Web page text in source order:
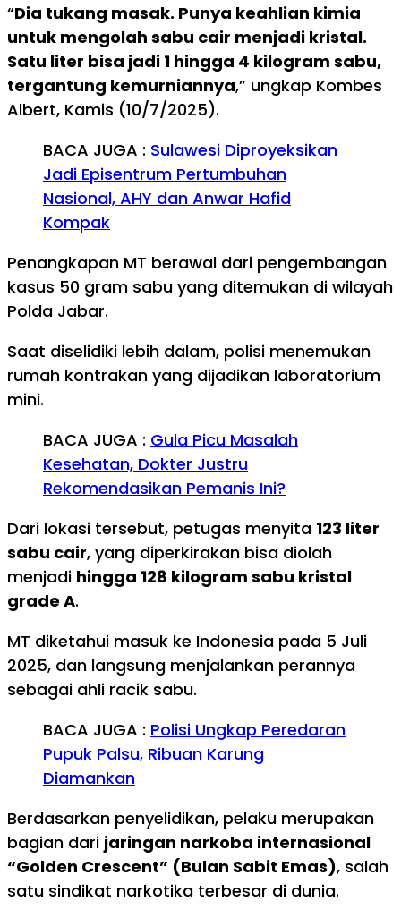
“Dia tukang masak. Punya keahlian kimia
untuk mengolah sabu cair menjadi kristal.
Satu liter bisa jadi 1 hingga 4 kilogram sabu,
tergantung kemurniannya,” ungkap Kombes
Albert, Kamis (10/7/2025).
BACA JUGA : Sulawesi Diproyeksikan
Jadi Episentrum Pertumbuhan
Nasional, AHY dan Anwar Hafid
Kompak
Penangkapan MT berawal dari pengembangan
kasus 50 gram sabu yang ditemukan di wilayah
Polda Jabar.
Saat diselidiki lebih dalam, polisi menemukan
rumah kontrakan yang dijadikan laboratorium
mini.
BACA JUGA : Gula Picu Masalah
Kesehatan, Dokter Justru
Rekomendasikan Pemanis Ini?
Dari lokasi tersebut, petugas menyita 123 liter
sabu cair, yang diperkirakan bisa diolah
menjadi hingga 128 kilogram sabu kristal
grade A.
MT diketahui masuk ke Indonesia pada 5 Juli
2025, dan langsung menjalankan perannya
sebagai ahli racik sabu.
BACA JUGA : Polisi Ungkap Peredaran
Pupuk Palsu, Ribuan Karung
Diamankan
Berdasarkan penyelidikan, pelaku merupakan
bagian dari jaringan narkoba internasional
“Golden Crescent” (Bulan Sabit Emas), salah
satu sindikat narkotika terbesar di dunia.